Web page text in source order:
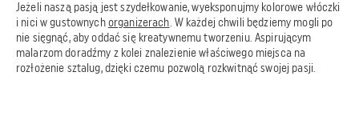
Jeżeli naszą pasją jest szydełkowanie, wyeksponujmy kolorowe włóczki
i nici w gustownychorganizerach . W każdej chwili będziemy mogli po
nie sięgnąć, aby oddać się kreatywnemu tworzeniu. Aspirującym
malarzom doradźmy z kolei znalezienie właściwego miejsca na
rozłożenie sztalug, dzięki czemu pozwolą rozkwitnąć swojej pasji.